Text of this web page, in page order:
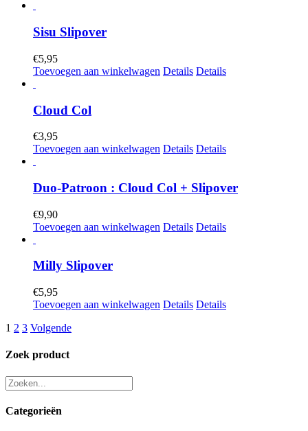
Sisu Slipover
€5,95
Toevoegen aan winkelwagen Details Details
Cloud Col
€3,95
Toevoegen aan winkelwagen Details Details
Duo-Patroon : Cloud Col + Slipover
€9,90
Toevoegen aan winkelwagen Details Details
Milly Slipover
€5,95
Toevoegen aan winkelwagen Details Details
1 2 3 Volgende
Zoek product
Categorieën